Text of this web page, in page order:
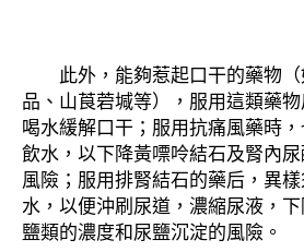
此外，能夠惹起口干的藥物（
品、山莨菪堿等），服用這類藥
喝水緩解口干；服用抗痛風藥時
飲水，以下降黃嘌呤結石及腎內
風險；服用排腎結石的藥后，異
水，以便沖刷尿道，濃縮尿液，
鹽類的濃度和尿鹽沉淀的風險。